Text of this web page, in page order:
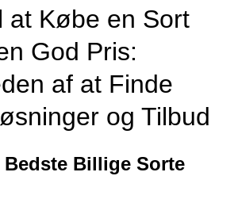
at Købe en Sort
God Pris:
af at Finde
og Tilbud
Bedste Billige Sorte